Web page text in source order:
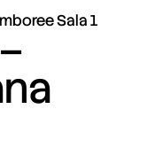
Sala 1